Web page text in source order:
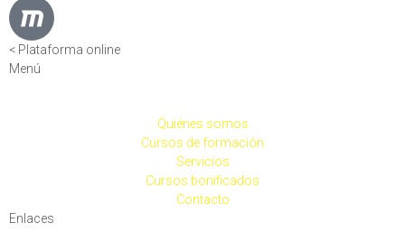
< Plataforma online
Menú
Quiénes somos
Cursos de formación
Servicios
Cursos bonificados
Contacto
Enlaces